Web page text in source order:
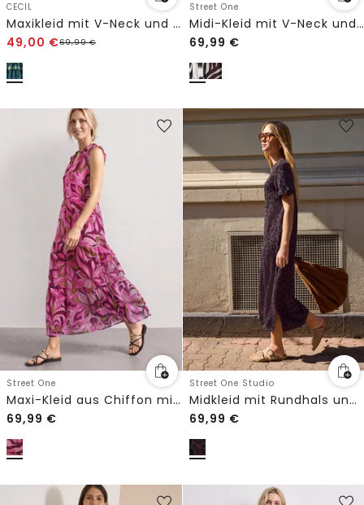
CECIL
Maxikleid mit V-Neck und Print
49,00 €69,99€
Street One
Midi-Kleid mit V-Neck und Print
69,99 €
Street One
Maxi-Kleid aus Chiffon mit Print
69,99 €
Street One Studio
Midkleid mit Rundhals und Leo-Muster
69,99 €